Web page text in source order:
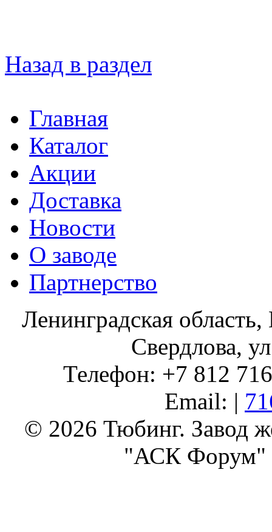
Назад в раздел
Главная
Каталог
Акции
Доставка
Новости
О заводе
Партнерство
Ленинградская
Свердлова,
Телефон: +7 812
Email: |
© 2026 Тюбинг. Завод
"АСК Форум"